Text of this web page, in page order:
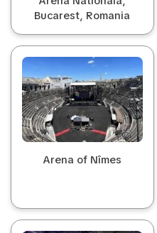
Bucarest, Romania
Arena of Nîmes